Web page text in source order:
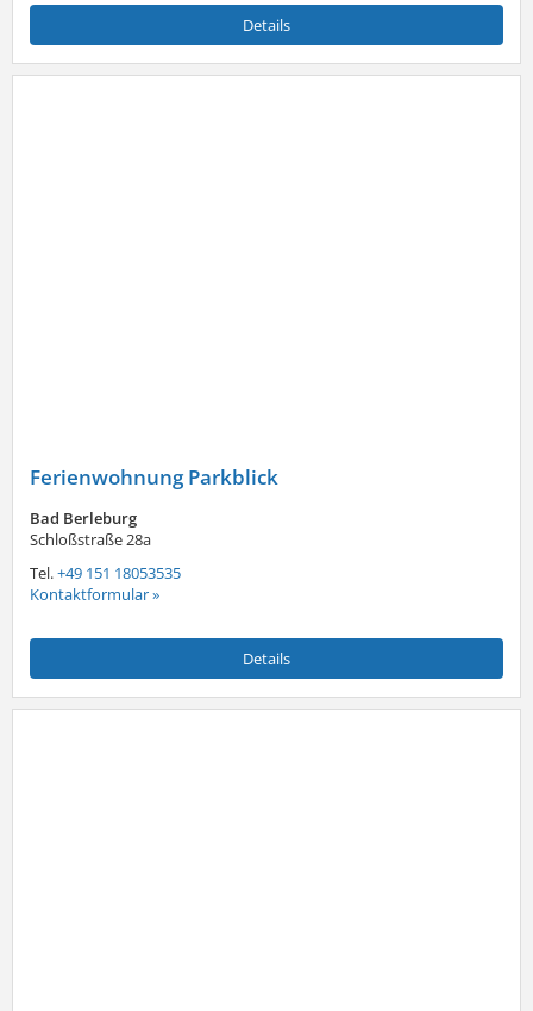
Details
Ferienwohnung Parkblick
Bad Berleburg
Schloßstraße 28a
Tel.+49 151 18053535
Kontaktformular »
Details